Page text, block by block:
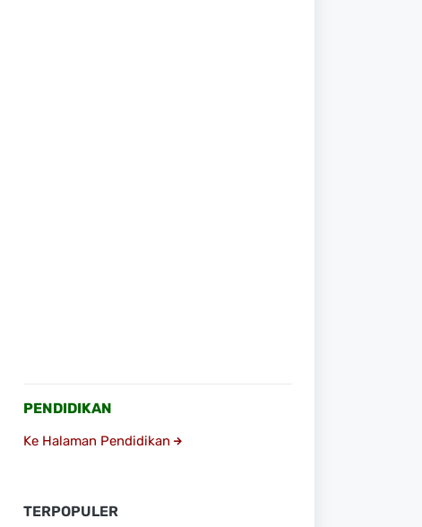
PENDIDIKAN
Ke Halaman Pendidikan
TERPOPULER